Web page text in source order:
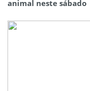
animal neste sábado